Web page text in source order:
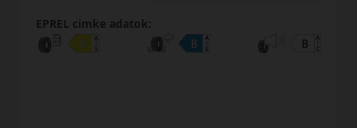
EPREL cimke adatok: